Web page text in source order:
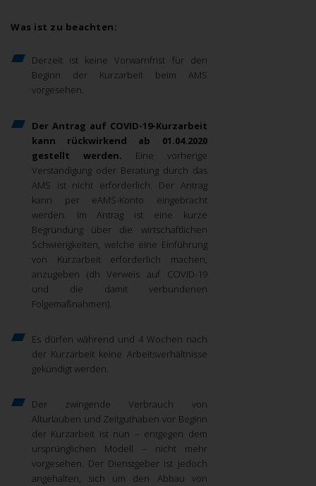
Was ist zu beachten:
Derzeit ist keine Vorwarnfrist für den
Beginn der Kurzarbeit beim AMS
vorgesehen.
Der Antrag auf COVID-19-Kurzarbeit
kann rückwirkend ab 01.04.2020
gestellt werden. Eine vorherige
Verständigung oder Beratung durch das
AMS ist nicht erforderlich. Der Antrag
kann per eAMS-Konto eingebracht
werden. Im Antrag ist eine kurze
Begründung über die wirtschaftlichen
Schwierigkeiten, welche eine Einführung
von Kurzarbeit erforderlich machen,
anzugeben (dh Verweis auf COVID-19
und die damit verbundenen
Folgemaßnahmen).
Es dürfen während und 4 Wochen nach
der Kurzarbeit keine Arbeitsverhältnisse
gekündigt werden.
Der zwingende Verbrauch von
Alturlauben und Zeitguthaben vor Beginn
der Kurzarbeit ist nun – entgegen dem
ursprünglichen Modell – nicht mehr
vorgesehen. Der Dienstgeber ist jedoch
angehalten, sich um den Abbau von